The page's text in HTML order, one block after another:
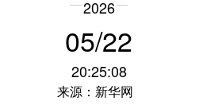
2026
05/22
20:25:08
来源：新华网